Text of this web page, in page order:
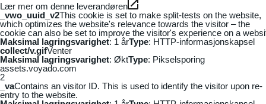
Lær mer om denne leverandøren
_vwo_uuid_v2This cookie is set to make split-tests on the website,
which optimizes the website's relevance towards the visitor – the
cookie can also be set to improve the visitor's experience on a
Maksimal lagringsvarighet: 1 årType: HTTP-informasjonskapsel
collect/v.gifVenter
Maksimal lagringsvarighet: ØktType: Pikselsporing
assets.voyado.com
2
_vaContains an visitor ID. This is used to identify the visitor upon re-
entry to the website.